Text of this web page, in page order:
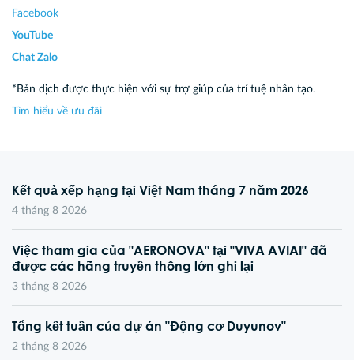
Facebook
YouTube
Chat Zalo
*Bản dịch được thực hiện với sự trợ giúp của trí tuệ nhân tạo.
Tìm hiểu về ưu đãi
Kết quả xếp hạng tại Việt Nam tháng 7 năm 2026
4 tháng 8 2026
Việc tham gia của "AERONOVA" tại "VIVA AVIA!" đã
được các hãng truyền thông lớn ghi lại
3 tháng 8 2026
Tổng kết tuần của dự án "Động cơ Duyunov"
2 tháng 8 2026